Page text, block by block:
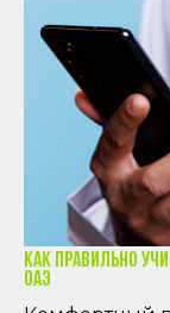
Как правильно
ОАЭ
+971
Удобный